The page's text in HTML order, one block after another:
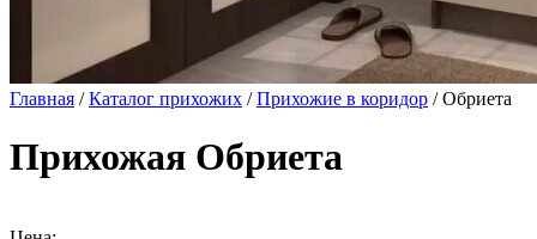
Главная /Каталог прихожих /Прихожие в коридор / Обриета
Прихожая Обриета